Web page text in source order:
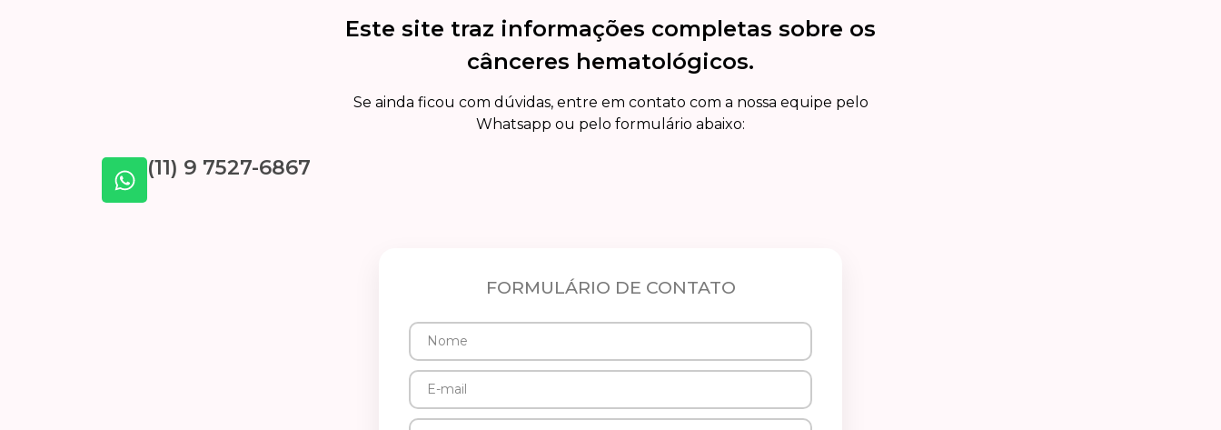
Este site traz informações completas sobre os
cânceres hematológicos.
Se ainda ficou com dúvidas, entre em contato com a nossa equipe pelo
Whatsapp ou pelo formulário abaixo:
(11) 9 7527-6867
FORMULÁRIO DE CONTATO
Nome
mail